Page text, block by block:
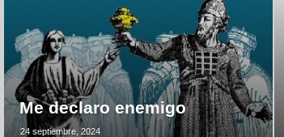
Me declaro enemigo
24 septiembre, 2024